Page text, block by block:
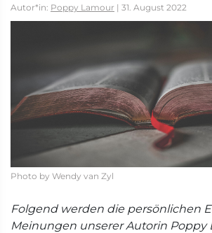
Autor*in: Poppy Lamour | 31. August 2022
Photo by Wendy van Zyl
Folgend werden die persönlichen
Meinungen unserer Autorin Poppy